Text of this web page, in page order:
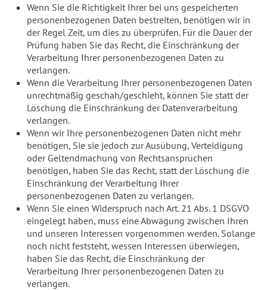
Wenn Sie die Richtigkeit Ihrer bei uns gespeicherten
personenbezogenen Daten bestreiten, benötigen wir in
der Regel Zeit, um dies zu überprüfen. Für die Dauer der
Prüfung haben Sie das Recht, die Einschränkung der
Verarbeitung Ihrer personenbezogenen Daten zu
verlangen.
Wenn die Verarbeitung Ihrer personenbezogenen Daten
unrechtmäßig geschah/geschieht, können Sie statt der
Löschung die Einschränkung der Datenverarbeitung
verlangen.
Wenn wir Ihre personenbezogenen Daten nicht mehr
benötigen, Sie sie jedoch zur Ausübung, Verteidigung
oder Geltendmachung von Rechtsansprüchen
benötigen, haben Sie das Recht, statt der Löschung die
Einschränkung der Verarbeitung Ihrer
personenbezogenen Daten zu verlangen.
Wenn Sie einen Widerspruch nach Art. 21 Abs. 1 DSGVO
eingelegt haben, muss eine Abwägung zwischen Ihren
und unseren Interessen vorgenommen werden. Solange
noch nicht feststeht, wessen Interessen überwiegen,
haben Sie das Recht, die Einschränkung der
Verarbeitung Ihrer personenbezogenen Daten zu
verlangen.